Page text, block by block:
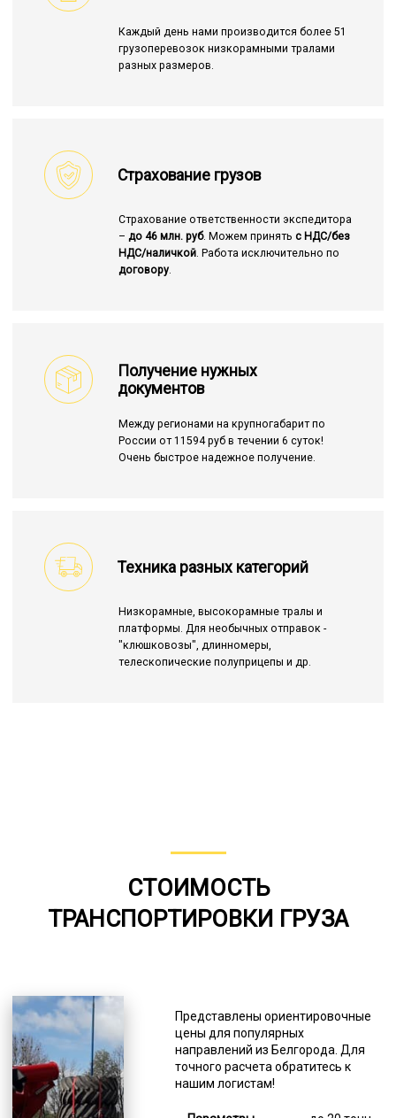
Каждый день нами производится более 51
грузоперевозок низкорамными тралами
разных размеров.
Страхование грузов
Страхование ответственности экспедитора
– до 46 млн. руб. Можем принять с НДС/без
НДС/наличкой. Работа исключительно по
договору.
Получение нужных
документов
Между регионами на крупногабарит по
России от 11594 руб в течении 6 суток!
Очень быстрое надежное получение.
Техника разных категорий
Низкорамные, высокорамные тралы и
платформы. Для необычных отправок -
"клюшковозы", длинномеры,
телескопические полуприцепы и др.
СТОИМОСТЬ
ТРАНСПОРТИРОВКИ ГРУЗА
Представлены ориентировочные
цены для популярных
направлений из Белгорода. Для
точного расчета обратитесь к
нашим логистам!